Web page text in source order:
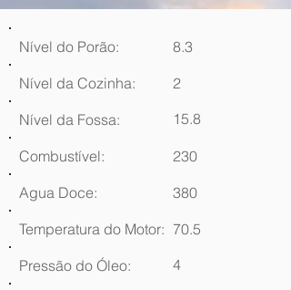
Nível do Porão:
8.3
Nível da Cozinha:
2
Nível da Fossa:
15.8
Combustível:
230
Agua Doce:
380
Temperatura do Motor: 70.5
Pressão do Óleo:
4